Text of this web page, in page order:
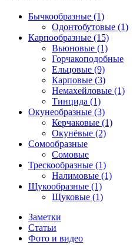
Бычкообразные (1)
Одонтобутовые (1)
Карпообразные (15)
Вьюновые (1)
Горчакоподобные
Ельцовые (9)
Карповые (3)
Немахейловые (1)
Тинцида (1)
Окунеобразные (3)
Керчаковые (1)
Окунёвые (2)
Сомообразные
Сомовые
Трескообразные (1)
Налимовые (1)
Щукообразные (1)
Щуковые (1)
Заметки
Статьи
Фото и видео